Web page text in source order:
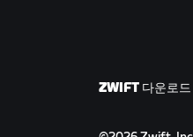
ZWIFT 다운로드